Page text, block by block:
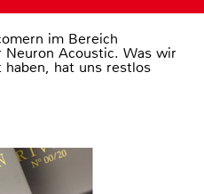
im Bereich
Neuron Acoustic. Was wir
hat uns restlos